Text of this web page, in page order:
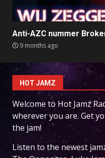
Anti-AZC nummer
9 months ago
HOT JAMZ
Welcome to Hot Jamz
wherever you are. Get
the jam!
Listen to the newest